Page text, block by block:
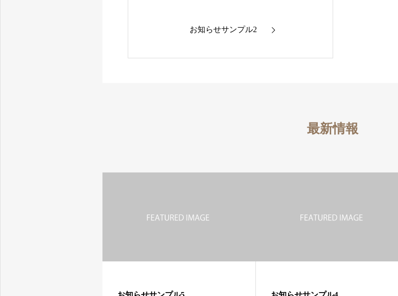
お知らせサンプル2
最新情報